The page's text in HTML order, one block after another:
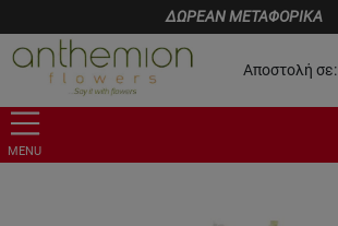
ΔΩΡΕΑΝ ΜΕΤΑΦΟΡΙΚΑ
Αποστολή σε:
MENU